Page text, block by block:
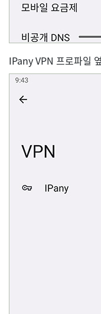
IPany VPN 프로파일